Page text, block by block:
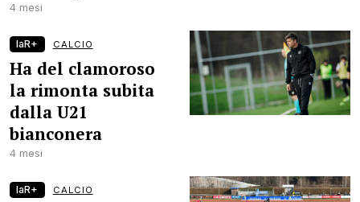
4 mesi
laR+ CALCIO
Ha del clamoroso
la rimonta subita
dalla U21
bianconera
4 mesi
laR+ CALCIO